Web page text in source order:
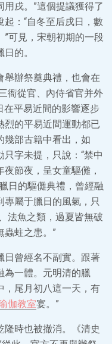
戌。”這個提議獲得了
：“自冬至后戌日，數
可見，宋朝初期的一段
的。
舉辦祭奠典禮，也會在
衙從官、內侍省官并外
在平易近間的影響逐步
烈的平易近間運動都已
幾部古籍中看出，如
只字未提，只說：“禁中
節夜，呈女童驅儺，
日的驅儺典禮，曾經融
屬于臘日的風氣，只
法魚之類，過夏皆無破
蟲蛀之患。”
日曾經名不副實。跟著
為一體。元明清的臘
，尾月初八這一天，有
伽教室宴。”
隆時也被撤消。《清史